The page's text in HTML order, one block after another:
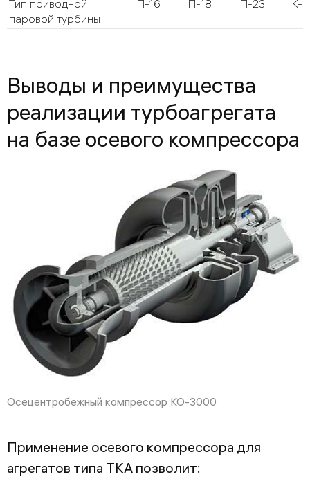
Тип приводной
паровой турбины
П-16 П-18 П-23 К-
Выводы и преимущества
реализации турбоагрегата
на базе осевого компрессора
Осецентробежный компрессор КО-3000
Применение осевого компрессора для
агрегатов типа ТКА позволит: